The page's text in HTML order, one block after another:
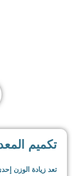
تكميم
تعد زيادة الوزن